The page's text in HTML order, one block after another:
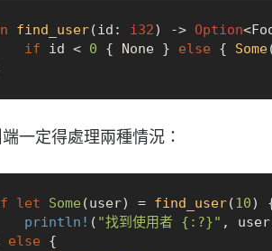
find_user(id: i32) -> Option
if id < 0 { None } else { Some
一定得處理兩種情況：
let Some (user) = find_user(10)
println! ( "找到使用者 {:?}" ,
else {